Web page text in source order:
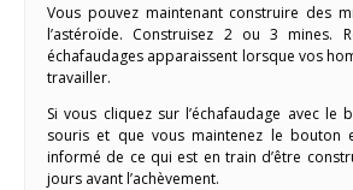
Vous pouvez maintenant construire des
l’astéroïde. Construisez 2 ou 3 mines.
échafaudages apparaissent lorsque vos
travailler.
Si vous cliquez sur l’échafaudage avec le
souris et que vous maintenez le bouton
informé de ce qui est en train d’être
jours avant l’achèvement.